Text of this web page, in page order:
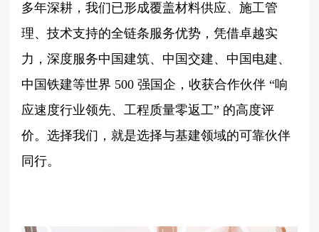
多年深耕，我们已形成覆盖材料供应、施工管
理、技术支持的全链条服务优势，凭借卓越实
力，深度服务中国建筑、中国交建、中国电建、
中国铁建等世界 500 强国企，收获合作伙伴 “响
应速度行业领先、工程质量零返工” 的高度评
价。选择我们，就是选择与基建领域的可靠伙伴
同行。